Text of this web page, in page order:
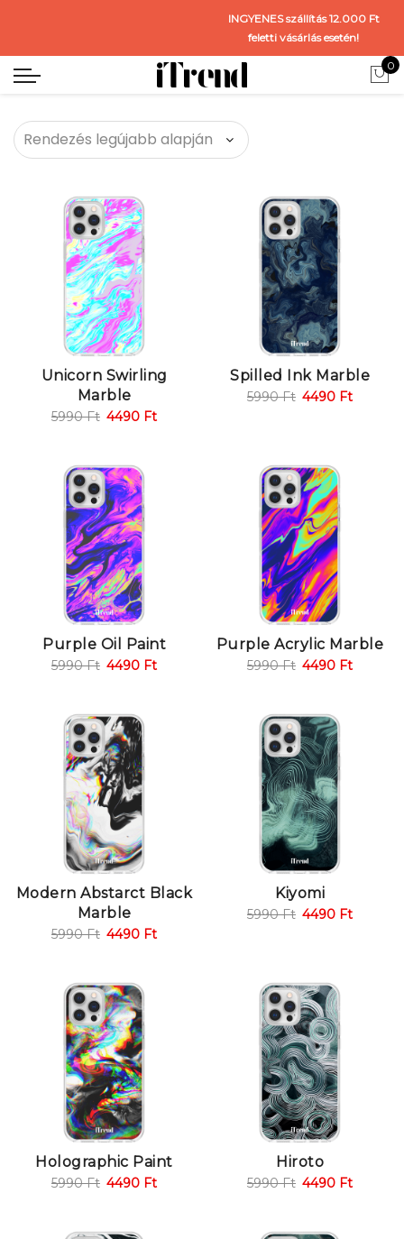
INGYENES szállítás 12.000 Ft
feletti vásárlás esetén!
0
Unicorn Swirling
Marble
5990Ft 4490 Ft
Spilled Ink Marble
5990Ft 4490 Ft
Purple Oil Paint
5990Ft 4490 Ft
Purple Acrylic Marble
5990Ft 4490 Ft
Modern Abstarct Black
Marble
5990Ft 4490 Ft
Kiyomi
5990Ft 4490 Ft
Holographic Paint
5990Ft 4490 Ft
Hiroto
5990Ft 4490 Ft